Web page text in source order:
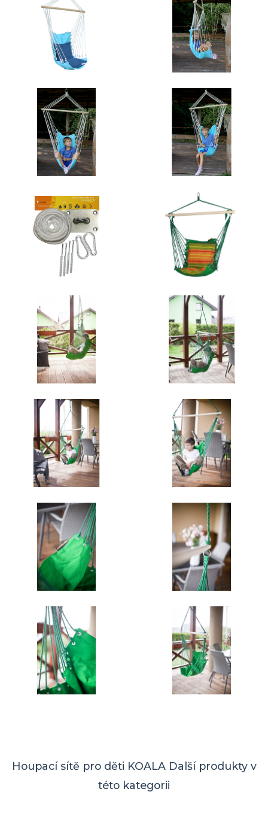
Houpací sítě pro děti KOALA Další produkty v
této kategorii